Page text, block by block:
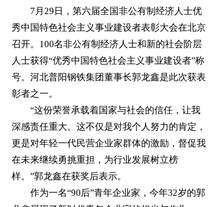
7月29日，第六届全国非公有制经济人士优
秀中国特色社会主义事业建设者表彰大会在北京
召开。100名非公有制经济人士和新的社会阶层
人士获得“优秀中国特色社会主义事业建设者”称
号。河北普阳钢铁集团董事长郭龙鑫是此次获表
彰者之一。
“这份荣誉承载着国家与社会的信任，让我
深感责任重大。这不仅是对我个人努力的肯定，
更是对年轻一代民营企业家群体的激励，督促我
在未来继续勇挑重担，为行业发展树立榜
样。”郭龙鑫在获奖后表示。
作为一名“90后”青年企业家，今年32岁的郭